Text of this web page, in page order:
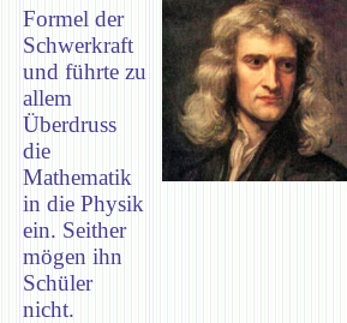
Formel der
Schwerkraft
und führte zu
allem
Überdruss
die
Mathematik
in die Physik
ein. Seither
mögen ihn
Schüler
nicht.